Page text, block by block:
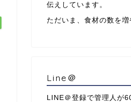
伝えしています。
ただいま、食材の数を増
Line＠
LINE＠登録で管理人が